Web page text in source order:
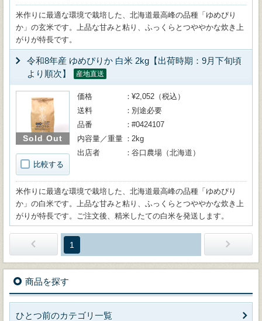
米作りに最適な環境で栽培した、北海道最高峰の品種「ゆめぴり
か」の玄米です。上品な甘みと粘り、ふっくらとつややかな炊き上
がりが特長です。
令和8年産 ゆめぴりか 白米 2kg【出荷時期：9月下旬頃
より順次】
産地直送
Sold Out
比較する
価格
¥2,052（税込）
送料
別途必要
品番
#0424107
内容量／重量
2kg
出店者
谷口農場（北海道）
米作りに最適な環境で栽培した、北海道最高峰の品種「ゆめぴり
か」の白米です。上品な甘みと粘り、ふっくらとつややかな炊き上
がりが特長です。ご注文後、精米したての白米を発送します。
1
商品を探す
ひとつ前のカテゴリ一覧